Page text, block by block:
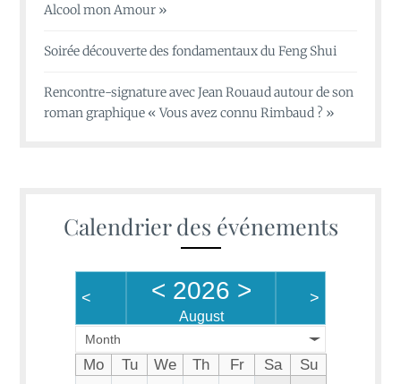
Alcool mon Amour »
Soirée découverte des fondamentaux du Feng Shui
Rencontre-signature avec Jean Rouaud autour de son
roman graphique « Vous avez connu Rimbaud ? »
Calendrier des événements
< < 2026 >
August
>
Month
Mo Tu We Th Fr Sa
Su